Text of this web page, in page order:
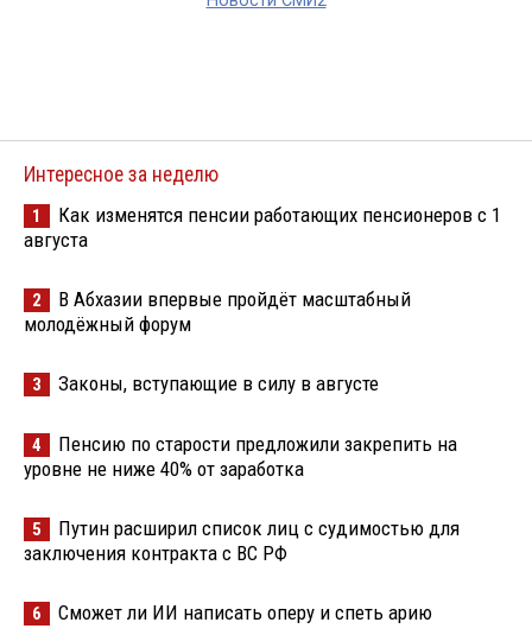
Интересное за неделю
1
Как изменятся пенсии работающих пенсионеров с 1
августа
2
В Абхазии впервые пройдёт масштабный
молодёжный форум
3 Законы, вступающие в силу в августе
4
Пенсию по старости предложили закрепить на
уровне не ниже 40% от заработка
5
Путин расширил список лиц с судимостью для
заключения контракта с ВС РФ
6 Сможет ли ИИ написать оперу и спеть арию